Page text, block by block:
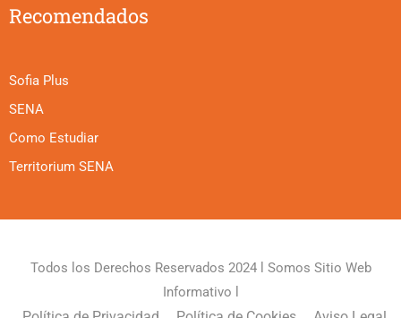
Recomendados
Sofia Plus
SENA
Como Estudiar
Territorium SENA
Todos los Derechos Reservados 2024 l Somos Sitio Web
Informativo l